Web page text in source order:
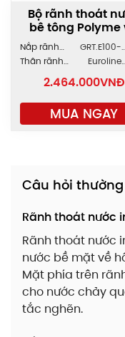
Bộ rãnh thoát
bê tông Polyme
Inox GRT/
Nắp rãnh
ZAVAK
GRT.E100-
2AZ.118.1000
Thân rãnh
Euroline
2.464.000VNĐ
MUA NGAY
Câu hỏi
Rãnh thoát nước
Rãnh thoát nước
nước bề mặt về
Mặt phía trên
cho nước chảy
tắc nghẽn.